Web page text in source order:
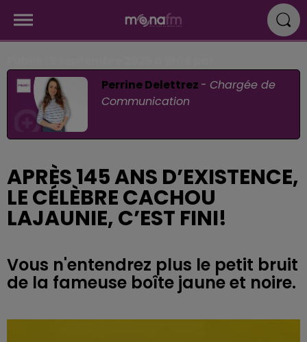
Perrine Delettrez - Chargée de
Communication
APRÈS 145 ANS D’EXISTENCE,
LE CÉLÈBRE CACHOU
LAJAUNIE, C’EST FINI!
Vous n'entendrez plus le petit bruit
de la fameuse boîte jaune et noire.